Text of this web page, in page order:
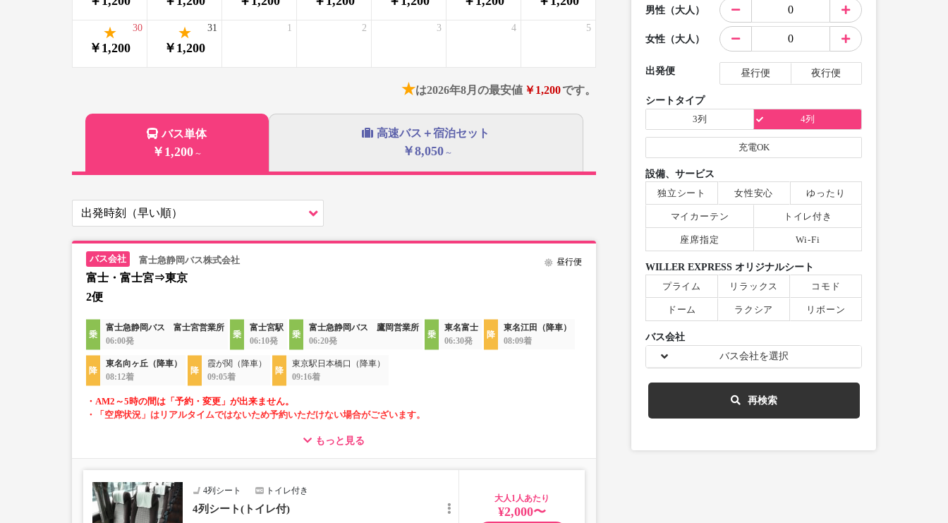
￥1,200
30
￥1,200
31 1 2 3 4 5
★は2026年8月の最安値 ￥1,200です。
バス単体
￥1,200 ～
高速バス＋宿泊セット
￥8,050 ～
富士急静岡バス株式会社
富士・富士宮⇒東京
2便
昼行便
富士急静岡バス 富士宮営業所
06:00発
富士宮駅
06:10発
富士急静岡バス 鷹岡営業所
06:20発
東名富士
06:30発
東名江田（降車）
08:09着
東名向ヶ丘（降車）
08:12着
霞が関（降車）
09:05着
東京駅日本橋口（降車）
09:16着
・AM2～5時の間は「予約・変更」が出来ません。
・「空席状況」はリアルタイムではないため予約いただけない場合がございます。
・車内トイレ完備で長旅でも安心。※車両により異なります。
もっと見る
4列シート トイレ付き
4列シート(トイレ付)
大人
¥2,000〜
男性（大人）
女性（大人）
出発便 昼行便 夜行便
シートタイプ
3列
4列
充電OK
設備、サービス
独立シート
女性安心 ゆったり
マイカーテン トイレ付き
座席指定 Wi-Fi
WILLER EXPRESS オリジナルシート
プライム
リラックス コモド
ドーム ラクシア リボーン
バス会社
バス会社を選択
再検索